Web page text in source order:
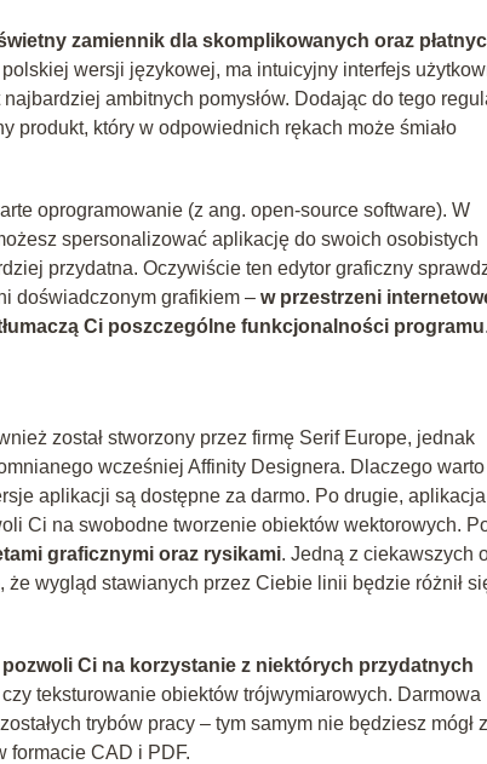
zamiennik dla skomplikowanych oraz
wersji językowej, ma intuicyjny interfejs
ambitnych pomysłów. Dodając do tego
produkt, który w odpowiednich rękach może śmiało
oprogramowanie (z ang. open-source software). W
spersonalizować aplikację do swoich osobistych
przydatna. Oczywiście ten edytor graficzny
doświadczonym grafikiem – w przestrzeni
Ci poszczególne funkcjonalności programu.
został stworzony przez firmę Serif Europe, jednak
wcześniej Affinity Designera. Dlaczego warto
aplikacji są dostępne za darmo. Po drugie,
Ci na swobodne tworzenie obiektów wektorowych.
graficznymi oraz rysikami. Jedną z ciekawszych
wygląd stawianych przez Ciebie linii będzie różnił
pozwoli Ci na korzystanie z niektórych przydatnych
teksturowanie obiektów trójwymiarowych. Darmowa
trybów pracy – tym samym nie będziesz mógł
formacie CAD i PDF.